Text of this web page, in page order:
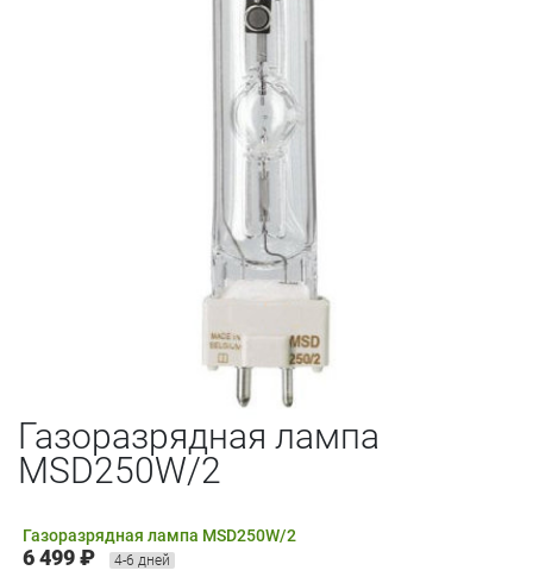
Газоразрядная лампа
MSD250W/2
Газоразрядная лампа MSD250W/2
6 499 ₽ 4-6 дней